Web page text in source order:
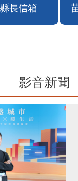
縣長信箱
影音新聞